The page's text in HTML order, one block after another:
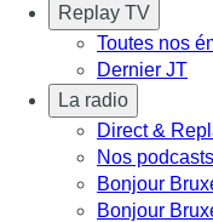
Replay TV
Toutes nos
Dernier JT
La radio
Direct &
Nos podcasts
Bonjour
Bonjour